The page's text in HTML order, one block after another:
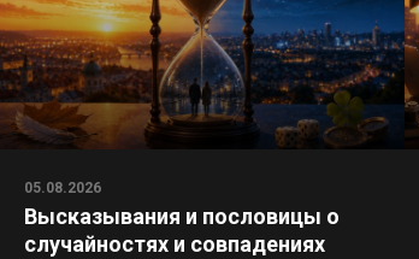
05.08.2026
Высказывания и пословицы о
случайностях и совпадениях